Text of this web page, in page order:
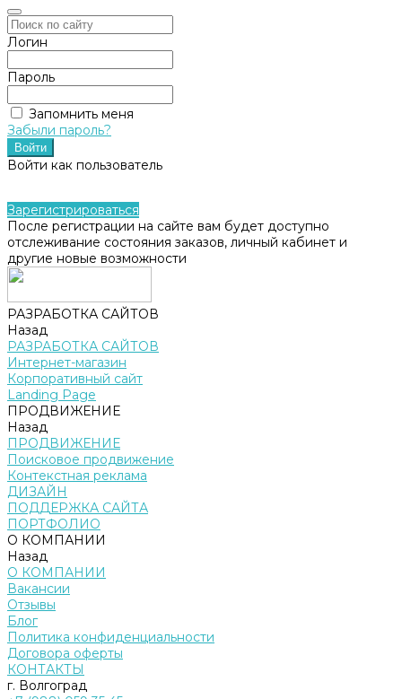
Логин
Пароль
Запомнить меня
Забыли пароль?
Войти как пользователь
Зарегистрироваться
После регистрации на сайте вам будет доступно
отслеживание состояния заказов, личный кабинет и
другие новые возможности
РАЗРАБОТКА САЙТОВ
Назад
РАЗРАБОТКА САЙТОВ
Интернет-магазин
Корпоративный сайт
Landing Page
ПРОДВИЖЕНИЕ
Назад
ПРОДВИЖЕНИЕ
Поисковое продвижение
Контекстная реклама
ДИЗАЙН
ПОДДЕРЖКА САЙТА
ПОРТФОЛИО
О КОМПАНИИ
Назад
О КОМПАНИИ
Вакансии
Отзывы
Блог
Политика конфиденциальности
Договора оферты
КОНТАКТЫ
г. Волгоград